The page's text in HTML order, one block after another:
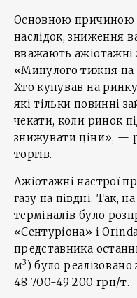
Основною причиною
наслідок, зниження
вважають ажіотажні
«Минулого тижня на
Хто купував на
які тільки повинні
чекати, коли ринок
знижувати ціни», —
торгів.
Ажіотажні настрої
газу на півдні. Так,
терміналів було
«Сентуріона» і
представника
м3 ) було
48 700-49 200 грн/т.